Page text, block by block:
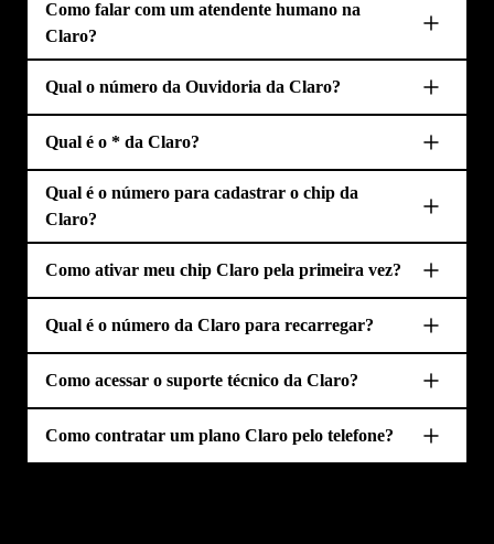
Como falar com um atendente humano na
Claro?
Qual o número da Ouvidoria da Claro?
Qual é o * da Claro?
Qual é o número para cadastrar o chip da
Claro?
Como ativar meu chip Claro pela primeira vez?
Qual é o número da Claro para recarregar?
Como acessar o suporte técnico da Claro?
Como contratar um plano Claro pelo telefone?